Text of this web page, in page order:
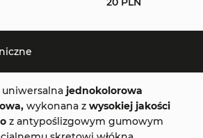
jednokolorowa
wykonana z wysokiej jakości
z antypoślizgowym gumowym